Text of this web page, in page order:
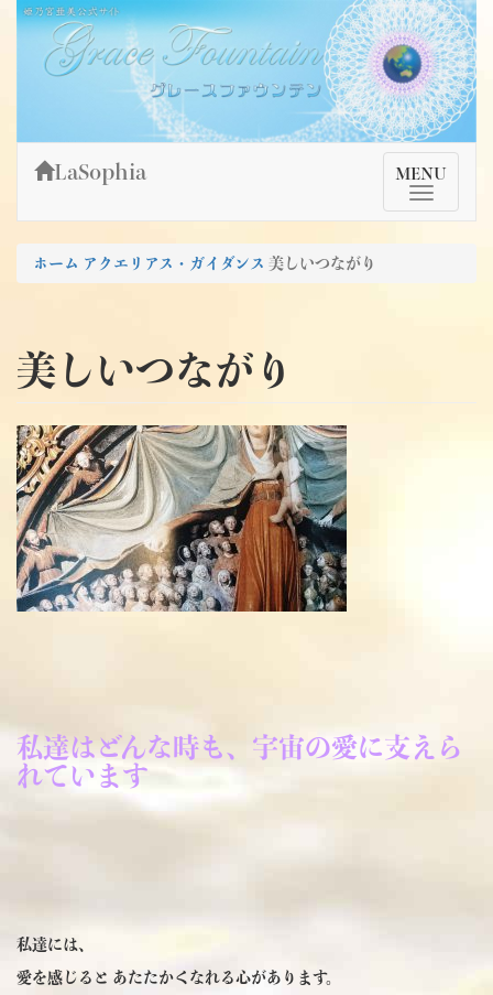
Skip
content
姫乃宮亜美公式サイト～Grace Fountain～
グレースファウンテン
TMenu
MENU
LaSophia
ホーム アクエリアス・ガイダンス 美しいつながり
美しいつながり
私達はどんな時も、宇宙の愛に支えら
れています
私達には、
愛を感じると あたたかくなれる心があります。